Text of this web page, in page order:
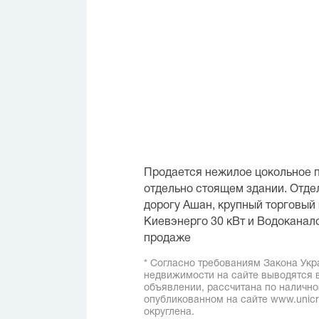
Продается нежилое
отдельно стоящем здании.
дорогу Ашан, крупный
Киевэнерго 30 кВт и
продаже
* Согласно требованиям Закона
недвижимости на сайте выводятся
объявлении, рассчитана по
опубликованном на сайте
округлена.